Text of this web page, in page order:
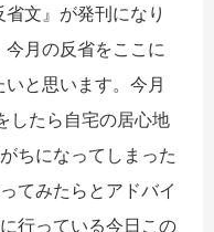
文』が発刊になり
今月の反省をここに
と思います。今月
したら自宅の居心地
ちになってしまった
てみたらとアドバイ
行っている今日この